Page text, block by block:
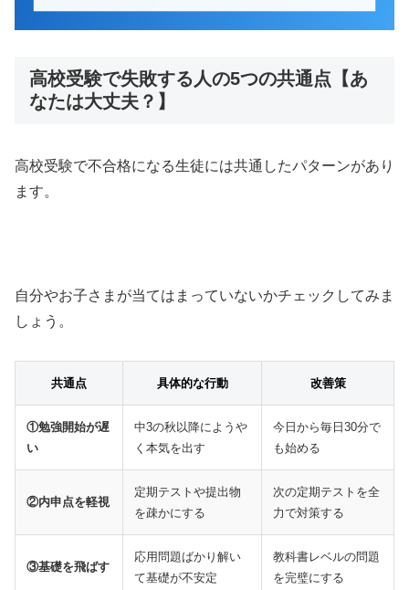
高校受験で失敗する人の5つの共通点【あ
なたは大丈夫？】
高校受験で不合格になる生徒には共通したパターンがあり
ます。
自分やお子さまが当てはまっていないかチェックしてみま
しょう。
共通点 具体的な行動 改善策
①勉強開始が遅
い
中3の秋以降にようや
く本気を出す
今日から毎日30分で
も始める
②内申点を軽視
定期テストや提出物
を疎かにする
次の定期テストを全
力で対策する
③基礎を飛ばす
応用問題ばかり解い
て基礎が不安定
教科書レベルの問題
を完璧にする